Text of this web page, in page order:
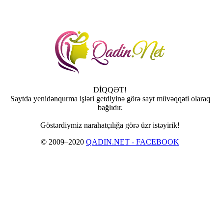
DİQQƏT!
Saytda yenidənqurma işləri getdiyinə görə sayt müvəqqəti olaraq
bağlıdır.
Göstərdiymiz narahatçılığa görə üzr istəyirik!
© 2009–2020 QADIN.NET - FACEBOOK